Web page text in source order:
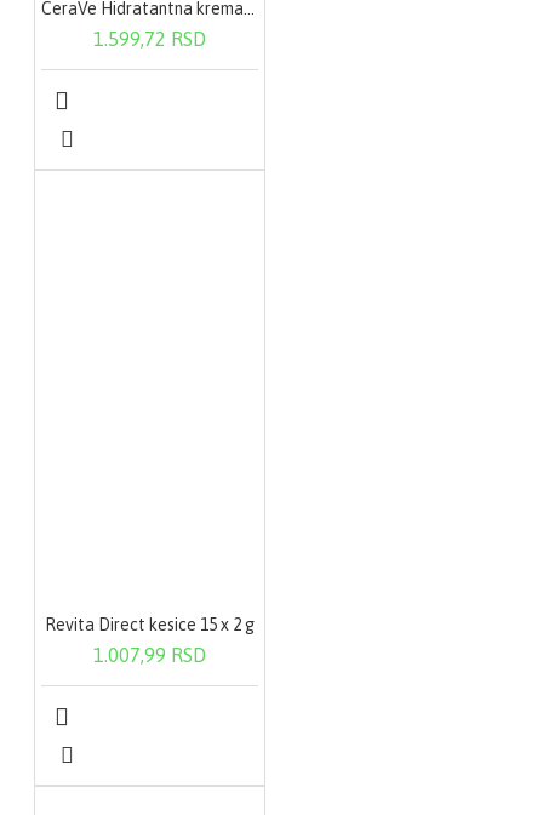
1.599,72 RSD
Revita Direct kesice 15 x 2 g
1.007,99 RSD